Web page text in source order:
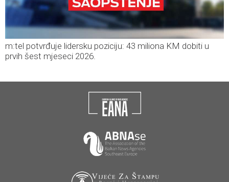
m:tel potvrđuje lidersku poziciju: 43 miliona KM dobiti u
prvih šest mjeseci 2026.